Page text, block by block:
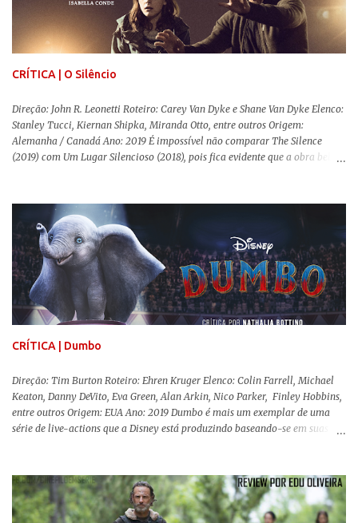
uma obra difícil de ser "digerida", pois lida com temas sensíveis, como
abuso, doença mental, bullying e violência física. Todo esse turbilhão de
informações molda a mente d...
CRÍTICA | O Silêncio
Direção: John R. Leonetti Roteiro: Carey Van Dyke e Shane Van Dyke Elenco:
Stanley Tucci, Kiernan Shipka, Miranda Otto, entre outros Origem:
Alemanha / Canadá Ano: 2019 É impossível não comparar The Silence
(2019) com Um Lugar Silencioso (2018), pois fica evidente que a obra bebe
reproduzir alguns elementos que consograram a obra de John Krasinski
(The Office). Aqui os “monstros” com audições aguçadas eram seres da
Terra que estavam presos por séculos em uma caverna recém descoberta,
libertando-os pelo mundo. O espectador acompanha uma família que tem
uma pequena vantagem em relação às outras pessoas. Adivinhem? Sabem
viver em silêncio pelo fato da filha mais velha ser surda. Para aqueles que
amam filmes com temática apocalíptica, a produção pode até funcionar
como entretenimento mediano. Todo o cenário de fuga, pânico col...
CRÍTICA | Dumbo
Direção: Tim Burton Roteiro: Ehren Kruger Elenco: Colin Farrell, Michael
Keaton, Danny DeVito, Eva Green, Alan Arkin, Nico Parker, Finley Hobbins,
entre outros Origem: EUA Ano: 2019 Dumbo é mais um exemplar de uma
série de live-actions que a Disney está produzindo baseando-se em suas
remake , já que a história do elefantinho voador foi reinventada de forma
mais realista, se adequando perfeitamente a proposta. Não há animais
falantes, por exemplo, mas nem por isso o tom lúdico e infantil é deixado